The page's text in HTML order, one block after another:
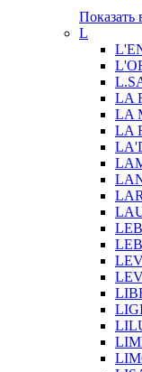
Показать
L
LA
LA
LA